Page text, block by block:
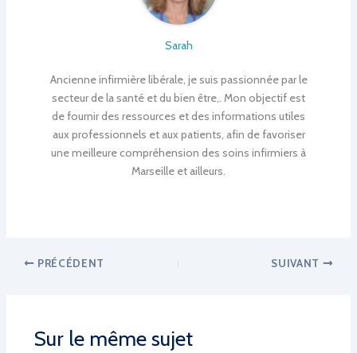
Sarah
Ancienne infirmière libérale, je suis passionnée par le
secteur de la santé et du bien être,. Mon objectif est
de fournir des ressources et des informations utiles
aux professionnels et aux patients, afin de favoriser
une meilleure compréhension des soins infirmiers à
Marseille et ailleurs.
PRÉCÉDENT SUIVANT
Sur le même sujet